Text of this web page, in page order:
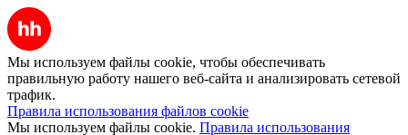
Мы используем файлы cookie, чтобы обеспечивать
правильную работу нашего веб-сайта и анализировать сетевой
трафик.
Правила использования файлов cookie
Мы используем файлы cookie. Правила использования